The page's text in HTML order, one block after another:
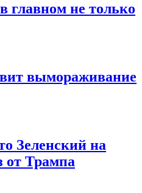
главном не только
вымораживание
Зеленский на
от Трампа